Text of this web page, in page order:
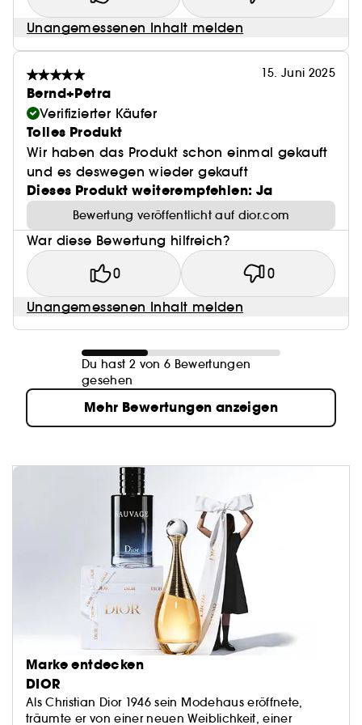
Unangemessenen Inhalt melden
15. Juni 2025
Bernd+Petra
Verifizierter Käufer
Tolles Produkt
Wir haben das Produkt schon einmal gekauft
und es deswegen wieder gekauft
Dieses Produkt weiterempfehlen: Ja
Bewertung veröffentlicht auf dior.com
War diese Bewertung hilfreich?
0 0
Unangemessenen Inhalt melden
Du hast 2 von 6 Bewertungen
gesehen
Mehr Bewertungen anzeigen
Marke entdecken
DIOR
Als Christian Dior 1946 sein Modehaus eröffnete,
träumte er von einer neuen Weiblichkeit, einer